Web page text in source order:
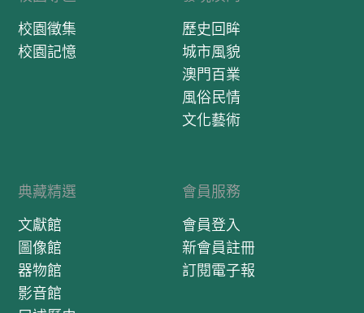
校園徵集
校園記憶
歷史回眸
城市風貌
澳門百業
風俗民情
文化藝術
典藏精選
文獻館
圖像館
器物館
影音館
會員服務
會員登入
新會員註冊
訂閱電子報